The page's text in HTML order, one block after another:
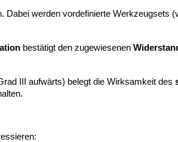
Dabei werden vordefinierte Werkzeugsets
bestätigt den zugewiesenen
III aufwärts) belegt die Wirksamkeit des